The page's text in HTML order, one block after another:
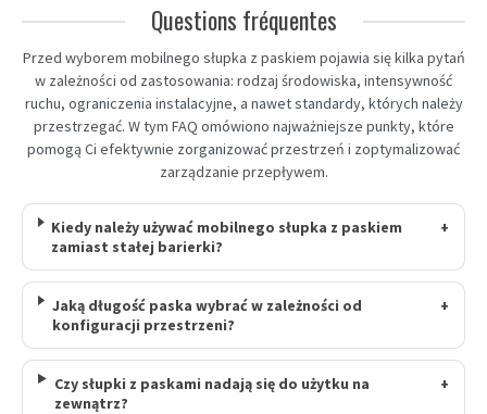
Questions fréquentes
Przed wyborem mobilnego słupka z paskiem pojawia się kilka pytań
w zależności od zastosowania: rodzaj środowiska, intensywność
ruchu, ograniczenia instalacyjne, a nawet standardy, których należy
przestrzegać. W tym FAQ omówiono najważniejsze punkty, które
pomogą Ci efektywnie zorganizować przestrzeń i zoptymalizować
zarządzanie przepływem.
Kiedy należy używać mobilnego słupka z paskiem
zamiast stałej barierki?
+
Jaką długość paska wybrać w zależności od
konfiguracji przestrzeni?
+
Czy słupki z paskami nadają się do użytku na
zewnątrz?
+